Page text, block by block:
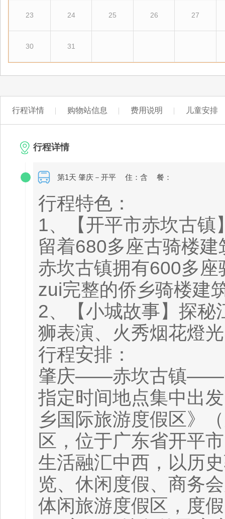
23 24 25 26 27
30 31
行程详情 购物站信息 费用说明 儿童安排
行程详情
第1天 肇庆－开平 住：含 餐：
行程特色：
1、【开平市赤坎古镇
留着680多座古骑楼
赤坎古镇拥有600多
zui完整的侨乡骑楼建
2、【小城故事】探秘
狮表演、火秀烟花燈
行程安排：
肇庆——赤坎古镇——
指定时间地点集中出
乡国际旅游度假区》
区，位于广东省开平
生活融汇中西，以历
览、休闲度假、商务
体闲旅游度假区，度